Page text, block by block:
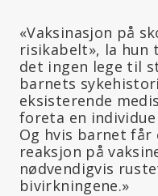
«Vaksinasjon på
risikabelt», la
det ingen lege til
barnets
eksisterende
foreta en
Og hvis barnet
reaksjon på
nødvendigvis
bivirkningene.»